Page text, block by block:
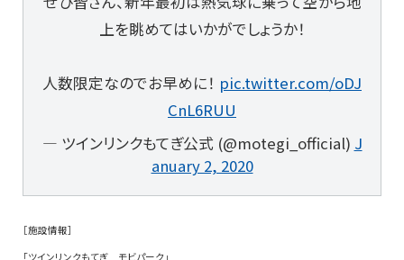
上を眺めてはいかがでしょうか！
人数限定なのでお早めに！ pic.twitter.com/oDJ
CnL6RUU
— ツインリンクもてぎ公式 (@motegi_official) J
anuary 2, 2020
［施設情報］
「ツインリンクもてぎ モビパーク」